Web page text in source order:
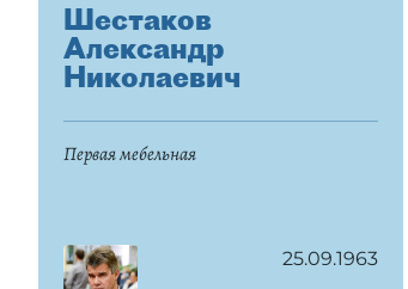
Шестаков
Александр
Николаевич
Первая мебельная
25.09.1963